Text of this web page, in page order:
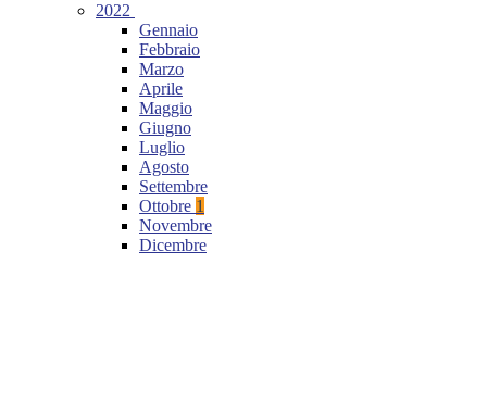
2022
Gennaio
Febbraio
Marzo
Aprile
Maggio
Giugno
Luglio
Agosto
Settembre
Ottobre 1
Novembre
Dicembre